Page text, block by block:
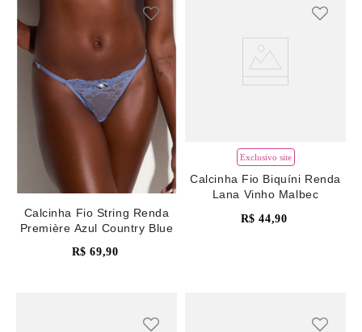
Calcinha Fio String Renda
Première Azul Country Blue
R$ 69,90
Exclusivo site
Calcinha Fio Biquíni Renda
Lana Vinho Malbec
R$ 44,90